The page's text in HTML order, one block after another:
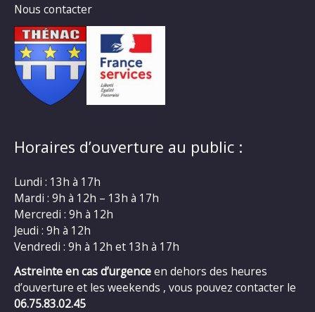
Nous contacter
Horaires d’ouverture au public :
Lundi : 13h à 17h
Mardi : 9h à 12h – 13h à 17h
Mercredi : 9h à 12h
Jeudi : 9h à 12h
Vendredi : 9h à 12h et 13h à 17h
Astreinte en cas d’urgenceen dehors des heures
d’ouverture et les weekends , vous pouvez contacter le
06.75.83.02.45